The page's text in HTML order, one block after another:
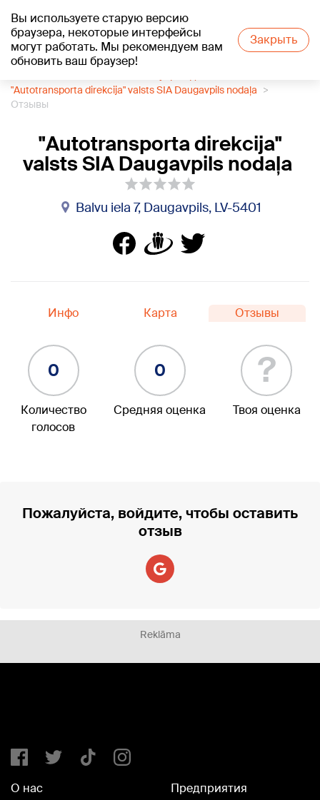
Вы используете старую версию
браузера, некоторые интерфейсы
могут работать. Мы рекомендуем вам
обновить ваш браузер!
Закрыть
+26°C
"Autotransporta direkcija" valsts SIA Daugavpils nodaļa
Отзывы
"Autotransporta direkcija"
valsts SIA Daugavpils nodaļa
Balvu iela 7, Daugavpils, LV-5401
Инфо Карта Отзывы
0
Количество
голосов
0
Средняя оценка
?
Твоя оценка
Пожалуйста, войдите, чтобы оставить
отзыв
Reklāma
О нас
Предприятия